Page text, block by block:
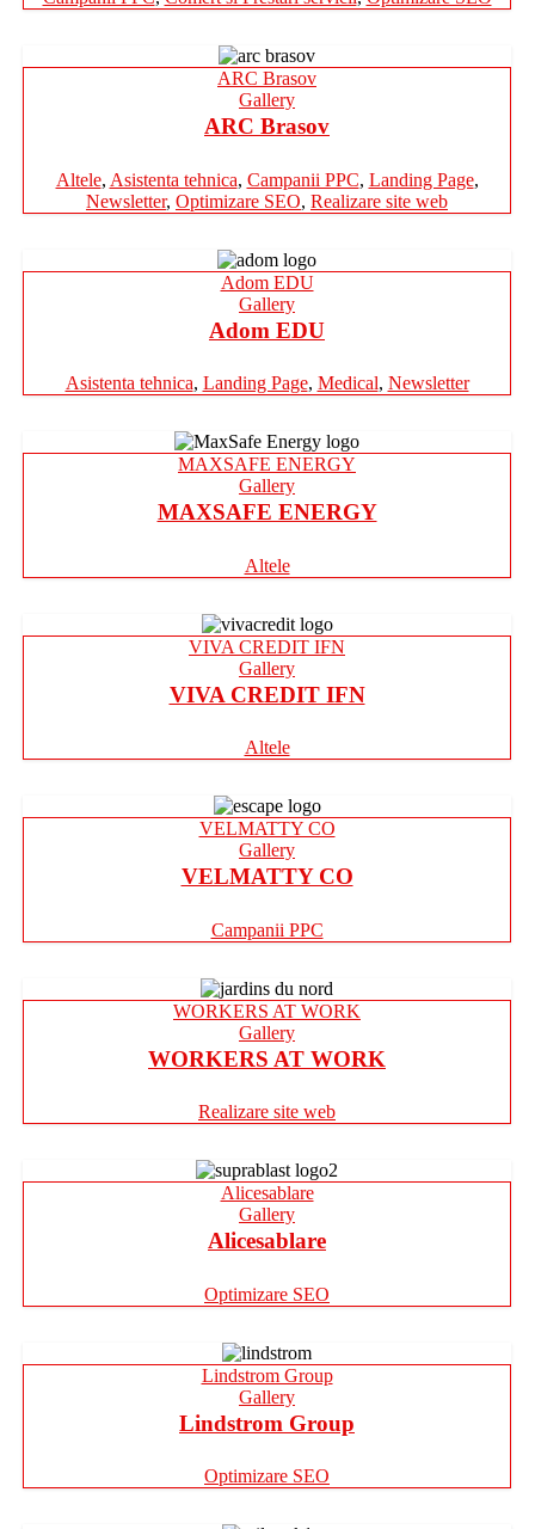
ARC Brasov
Gallery
ARC Brasov
Altele, Asistenta tehnica, Campanii PPC, Landing Page,
Newsletter, Optimizare SEO, Realizare site web
Adom EDU
Gallery
Adom EDU
Asistenta tehnica, Landing Page, Medical, Newsletter
MAXSAFE ENERGY
Gallery
MAXSAFE ENERGY
Altele
VIVA CREDIT IFN
Gallery
VIVA CREDIT IFN
Altele
VELMATTY CO
Gallery
VELMATTY CO
Campanii PPC
WORKERS AT WORK
Gallery
WORKERS AT WORK
Realizare site web
Alicesablare
Gallery
Alicesablare
Optimizare SEO
Lindstrom Group
Gallery
Lindstrom Group
Optimizare SEO